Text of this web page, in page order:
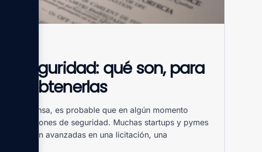
Seguridad: qué son, para
obtenerlas
de defensa, es probable que en algún momento
habilitaciones de seguridad. Muchas startups y pymes
ya están avanzadas en una licitación, una